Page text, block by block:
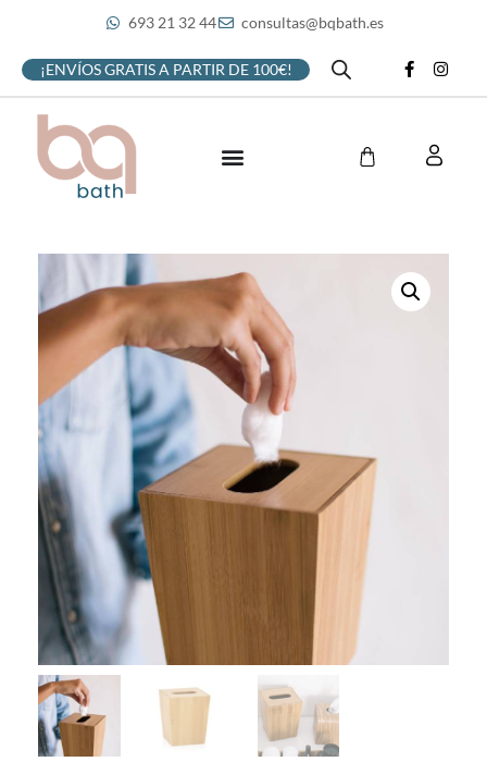
693 21 32 44 consultas@bqbath.es
¡ENVÍOS GRATIS A PARTIR DE 100€!